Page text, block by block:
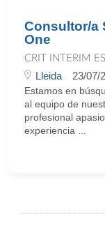
Consultor/a
One
CRIT INTERIM
Lleida 23/07/
Estamos en
al equipo de
profesional
experiencia ...